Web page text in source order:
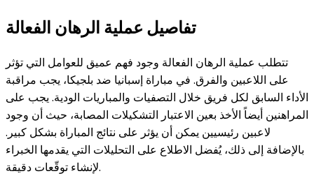
تفاصيل عملية الرهان الفعالة
تتطلب عملية الرهان الفعالة وجود فهم عميق للعوامل التي تؤثر
على اللاعبين والفرق. في مباراة إسبانيا ضد بلجيكا، يجب مراقبة
الأداء السابق لكل فريق خلال التصفيات والمباريات الودية. يجب على
المراهنين أيضاً الأخذ بعين الاعتبار التشكيلات المصابة، حيث أن وجود
لاعبين رئيسيين يمكن أن يؤثر على نتائج المباراة بشكل كبير.
بالإضافة إلى ذلك، يُفضل الاطلاع على التحليلات التي يقدمها الخبراء
لإنشاء توقّعات دقيقة.